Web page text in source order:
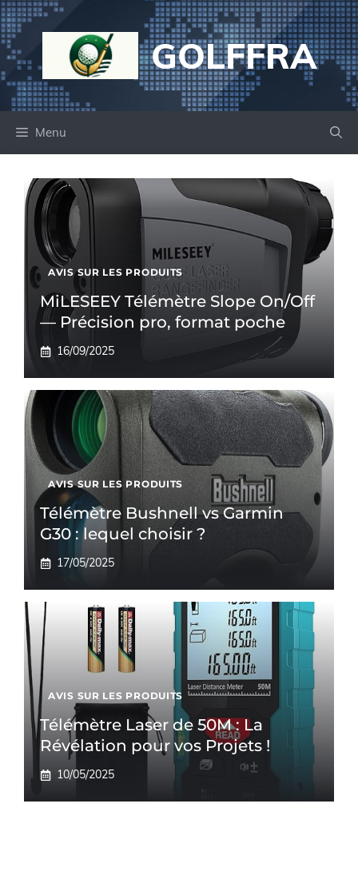
Aller
au
contenu
GOLFFRA
Menu
AVIS SUR LES PRODUITS
MiLESEEY Télémètre Slope On/Off
— Précision pro, format poche
16/09/2025
AVIS SUR LES PRODUITS
Télémètre Bushnell vs Garmin
G30 : lequel choisir ?
17/05/2025
AVIS SUR LES PRODUITS
Télémètre Laser de 50M : La
Révélation pour vos Projets !
10/05/2025